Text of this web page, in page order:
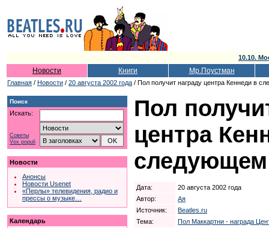
10.10.
Новости Книги Мр.Поустман
Главная / Новости / 20 августа 2002 года / Пол получит награду центра Кеннеди в
Поиск
Искать:
Советы
Vox populi
Новости
Анонсы
Новости Usenet
«Перлы» телевидения, радио и
прессы о музыке…
Календарь
Пол
центра
следующем
Дата:
20 августа 2002 года
Автор:
Ая
Источник:
Beatles.ru
Тема:
Пол Маккартни - награда